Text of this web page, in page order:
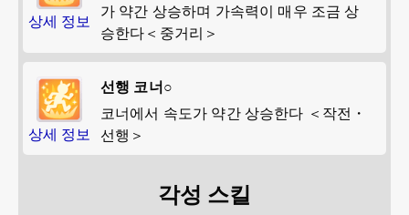
상세 정보 가 약간 상승하며 가속력이 매우 조금 상
승한다＜중거리＞
상세 정보
선행 코너○
코너에서 속도가 약간 상승한다 ＜작전・
선행＞
각성 스킬